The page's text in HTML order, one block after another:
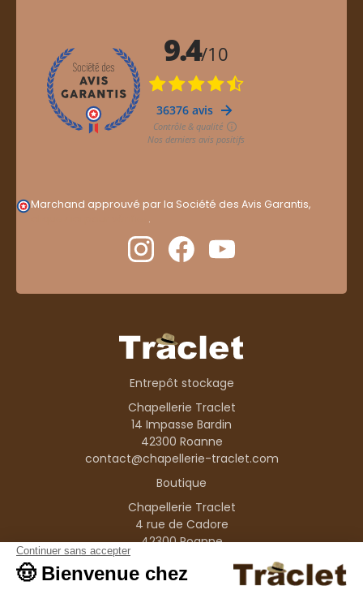
Marchand approuvé par la Société des Avis Garantis,
.
Entrepôt stockage
Chapellerie Traclet
14 Impasse Bardin
42300 Roanne
contact@chapellerie-traclet.com
Boutique
Chapellerie Traclet
4 rue de Cadore
42300 Roanne